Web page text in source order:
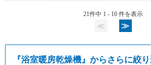
21件中 1 - 10 件を表示
≪ ≫
『浴室暖房乾燥機』からさらに絞